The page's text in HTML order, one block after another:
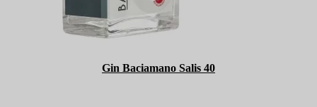
Gin Baciamano Salis 40